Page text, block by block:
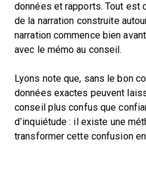
données et rapports. Tout est
de la narration construite
narration commence bien
avec le mémo au conseil.
Lyons note que, sans le bon
données exactes peuvent
conseil plus confus que
d’inquiétude : il existe une
transformer cette confusion